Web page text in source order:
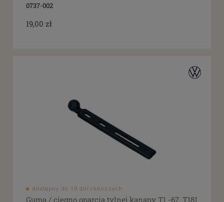
0737-002
19,00 zł
dostępny do 10 dni roboczych
Guma / cięgno oparcia tylnej kanapy T1 -67, T181